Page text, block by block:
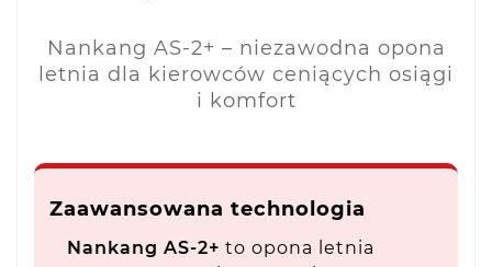
Nankang AS-2+ – niezawodna opona
letnia dla kierowców ceniących osiągi
i komfort
Zaawansowana technologia
Nankang AS-2+ to opona letnia